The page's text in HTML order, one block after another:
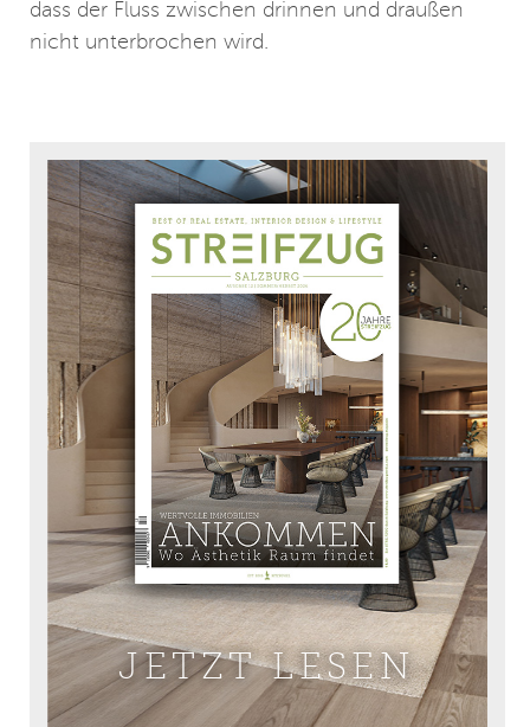
dass der Fluss zwischen drinnen und draußen
nicht unterbrochen wird.
JETZT LESEN